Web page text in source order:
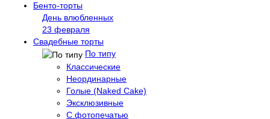
Бенто-торты
День влюбленных
23 февраля
Свадебные торты
По типу
Классические
Неординарные
Голые (Naked Cake)
Эксклюзивные
С фотопечатью